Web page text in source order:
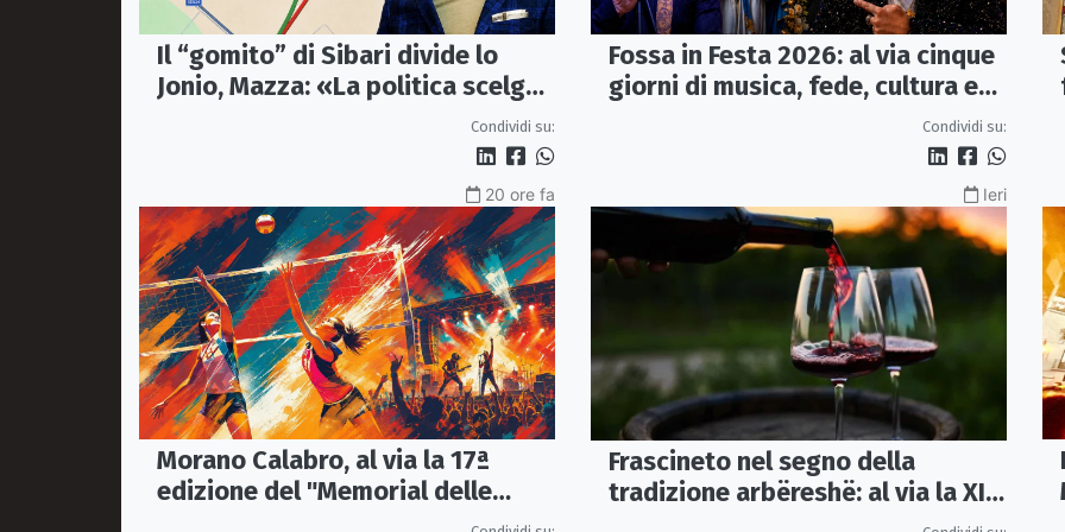
Il “gomito” di Sibari divide lo
Jonio, Mazza: «La politica scelga
Condividi su:
Fossa in Festa 2026: al via cinque
giorni di musica, fede, cultura e
Condividi su:
20 ore fa
Morano Calabro, al via la 17ª
edizione del "Memorial delle
Ieri
Frascineto nel segno della
tradizione arbëreshë: al via la XII
edizione della Festa del Vino